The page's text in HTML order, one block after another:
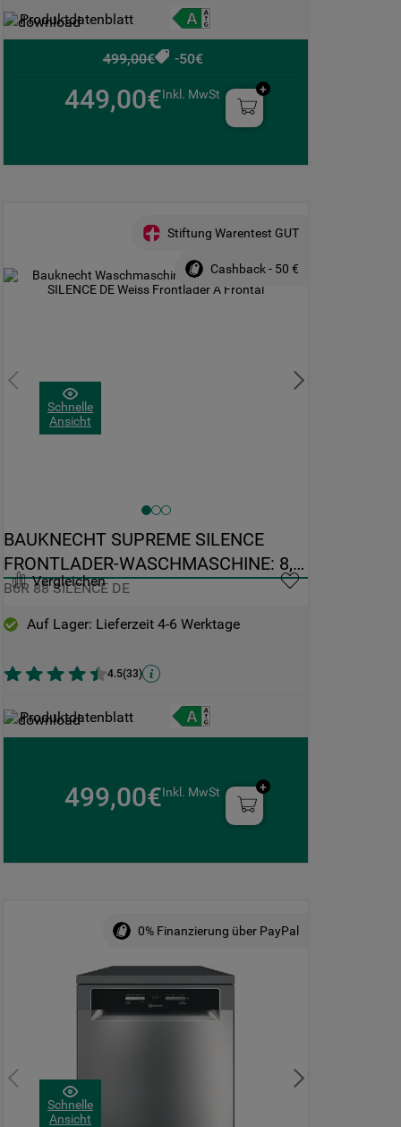
Produktdatenblatt
499,00€ -50€
449,00€Inkl. MwSt
Schnelle
Ansicht
Stiftung Warentest GUT
Cashback - 50 €
Vergleichen
BAUKNECHT SUPREME SILENCE
FRONTLADER-WASCHMASCHINE: 8,0
KG - B6R 88 SILENCE DE
B6R 88 SILENCE DE
Auf Lager: Lieferzeit 4-6 Werktage
4.5(33)
Produktdatenblatt
499,00€Inkl. MwSt
Schnelle
Ansicht
0% Finanzierung über PayPal